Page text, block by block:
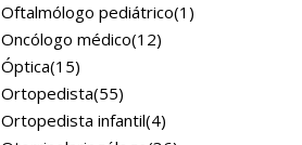
Oftalmólogo pediátrico(1)
Oncólogo médico(12)
Óptica(15)
Ortopedista(55)
Ortopedista infantil(4)